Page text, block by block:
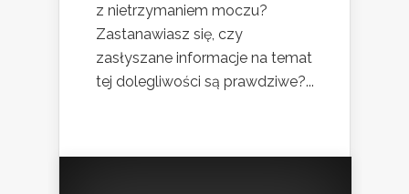
z nietrzymaniem moczu?
Zastanawiasz się, czy
zasłyszane informacje na temat
tej dolegliwości są prawdziwe?...